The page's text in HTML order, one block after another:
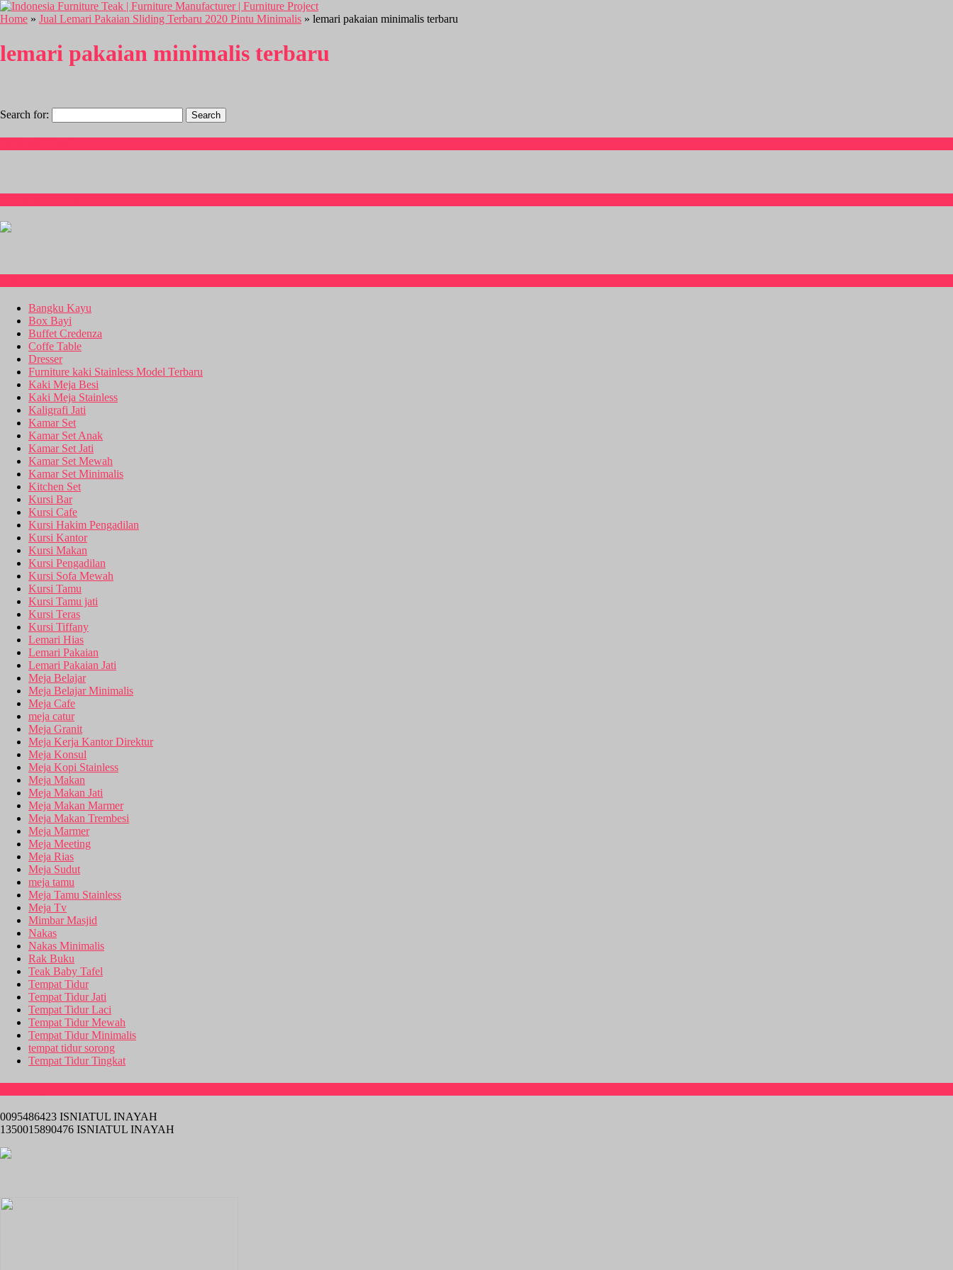
Home » Jual Lemari Pakaian Sliding Terbaru 2020 Pintu Minimalis » lemari pakaian minimalis terbaru
lemari pakaian minimalis terbaru
Search for:
Bangku Kayu
Box Bayi
Buffet Credenza
Coffe Table
Dresser
Furniture kaki Stainless Model Terbaru
Kaki Meja Besi
Kaki Meja Stainless
Kaligrafi Jati
Kamar Set
Kamar Set Anak
Kamar Set Jati
Kamar Set Mewah
Kamar Set Minimalis
Kitchen Set
Kursi Bar
Kursi Cafe
Kursi Hakim Pengadilan
Kursi Kantor
Kursi Makan
Kursi Pengadilan
Kursi Sofa Mewah
Kursi Tamu
Kursi Tamu jati
Kursi Teras
Kursi Tiffany
Lemari Hias
Lemari Pakaian
Lemari Pakaian Jati
Meja Belajar
Meja Belajar Minimalis
Meja Cafe
meja catur
Meja Granit
Meja Kerja Kantor Direktur
Meja Konsul
Meja Kopi Stainless
Meja Makan
Meja Makan Jati
Meja Makan Marmer
Meja Makan Trembesi
Meja Marmer
Meja Meeting
Meja Rias
Meja Sudut
meja tamu
Meja Tamu Stainless
Meja Tv
Mimbar Masjid
Nakas
Nakas Minimalis
Rak Buku
Teak Baby Tafel
Tempat Tidur
Tempat Tidur Jati
Tempat Tidur Laci
Tempat Tidur Mewah
Tempat Tidur Minimalis
tempat tidur sorong
Tempat Tidur Tingkat
0095486423 ISNIATUL INAYAH
1350015890476 ISNIATUL INAYAH